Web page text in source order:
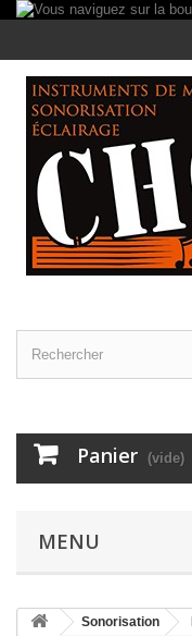
Panier (vide)
MENU
Sonorisation